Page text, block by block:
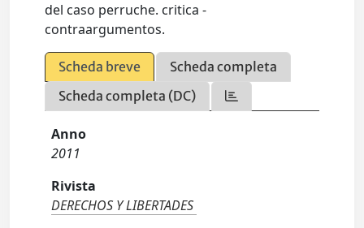
del caso perruche. critica -
contraargumentos.
Scheda breve
Scheda completa
Scheda completa (DC)
Anno
2011
Rivista
DERECHOS Y LIBERTADES